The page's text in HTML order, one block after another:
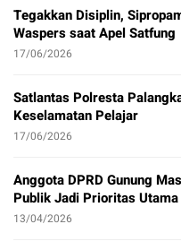
Tegakkan Disiplin,
Waspers saat Apel Satfung
17/06/2026
Satlantas Polresta
Keselamatan Pelajar
17/06/2026
Anggota DPRD Gunung
Publik Jadi Prioritas Utama
13/04/2026